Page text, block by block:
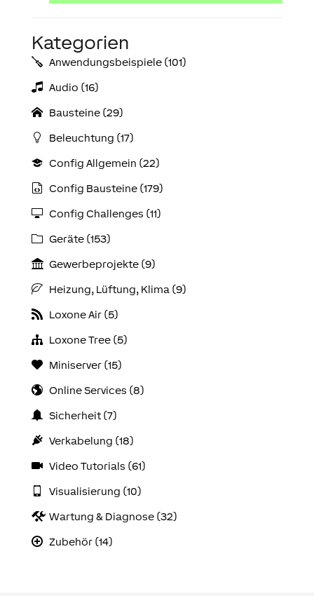
Kategorien
Anwendungs­­­beispiele (101)
Audio (16)
Bausteine (29)
Beleuchtung (17)
Config Allgemein (22)
Config Bausteine (179)
Config Challenges (11)
Geräte (153)
Gewerbeprojekte (9)
Heizung, Lüftung, Klima (9)
Loxone Air (5)
Loxone Tree (5)
Miniserver (15)
Online Services (8)
Sicherheit (7)
Verkabelung (18)
Video Tutorials (61)
Visualisierung (10)
Wartung & Diagnose (32)
Zubehör (14)